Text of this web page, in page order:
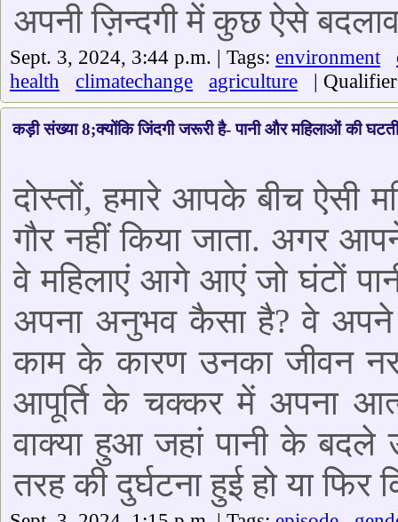
अपनी ज़िन्दगी में कुछ ऐसे
Sept. 3, 2024, 3:44 p.m. | Tags: environment
health
climatechange agriculture |
कड़ी संख्या 8;क्योंकि जिंदगी जरूरी है- पानी और महिलाओं की घटती
दोस्तों, हमारे आपके बीच ऐसी
गौर नहीं किया जाता. अगर
वे महिलाएं आगे आएं जो घंटों
अपना अनुभव कैसा है? वे अपने
काम के कारण उनका जीवन
आपूर्ति के चक्कर में अपना
वाक्या हुआ जहां पानी के बदले
तरह की दुर्घटना हुई हो या